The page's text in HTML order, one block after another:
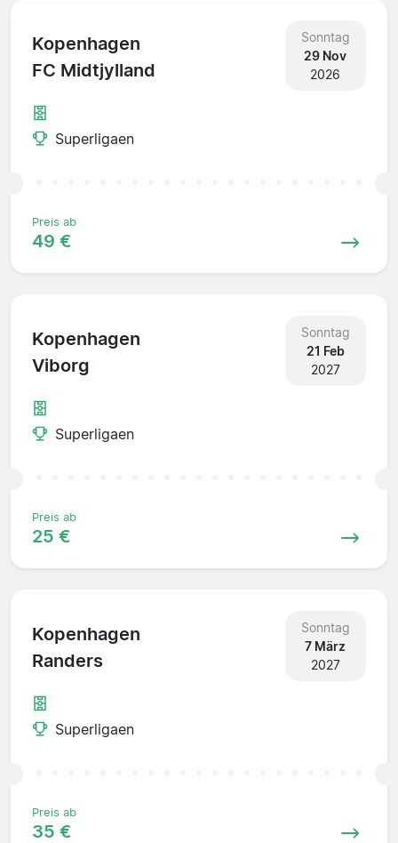
Kopenhagen
FC Midtjylland
Sonntag
29 Nov
2026
Superligaen
Preis ab
49 €
Kopenhagen
Viborg
Sonntag
21 Feb
2027
Superligaen
Preis ab
25 €
Kopenhagen
Randers
Sonntag
7 März
2027
Superligaen
Preis ab
35 €